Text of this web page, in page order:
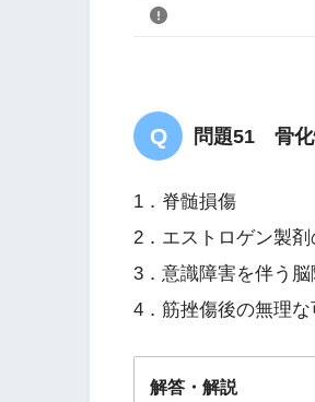
問題51 骨化
1．脊髄損傷
2．エストロゲン製剤
3．意識障害を伴う脳
4．筋挫傷後の無理
解答・解説